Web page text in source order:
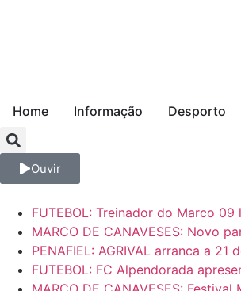
Home Informação Desporto
Ouvir
FUTEBOL: Treinador do Marco
MARCO DE CANAVESES: Novo
PENAFIEL: AGRIVAL arranca a
FUTEBOL: FC Alpendorada